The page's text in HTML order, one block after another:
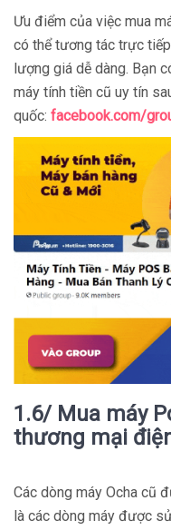
Ưu điểm của việc mua
có thể tương tác trực
lượng giá dễ dàng. Bạn
máy tính tiền cũ uy tín
quốc: facebook.com/
1.6/ Mua máy
thương mại
Các dòng máy Ocha cũ
là các dòng máy được